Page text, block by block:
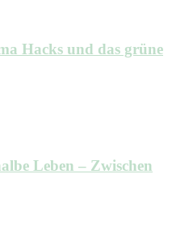
Hacks und das grüne
Leben – Zwischen